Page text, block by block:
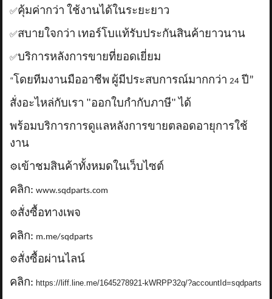
✅คุ้มค่ากว่า ใช้งานได้ในระยะยาว
✅สบายใจกว่า เทอร์โบแท้รับประกันสินค้ายาวนาน
✅บริการหลังการขายที่ยอดเยี่ยม
“ โดยทีมงานมืออาชีพ ผู้มีประสบการณ์มากกว่า24 ปี”
สั่งอะไหล่กับเรา "ออกใบกำกับภาษี" ได้
พร้อมบริการการดูแลหลังการขายตลอดอายุการใช้
งาน
⚙️เข้าชมสินค้าทั้งหมดในเว็บไซต์
คลิก:www.sqdparts.com
⚙️สั่งซื้อทางเพจ
คลิก: m.me/sqdparts
⚙️สั่งซื้อผ่านไลน์
คลิก: https://liff.line.me/1645278921-kWRPP32q/?accountId=sqdparts